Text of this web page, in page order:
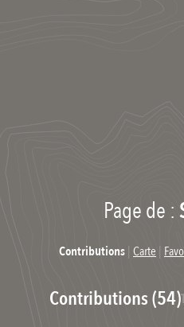
Page de :
Contributions| Carte |
Contributions (54)